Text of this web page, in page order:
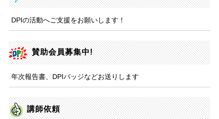
DPIの活動へご支援をお願いします！
賛助会員募集中!
年次報告書、DPIバッジなどお送りします
講師依頼